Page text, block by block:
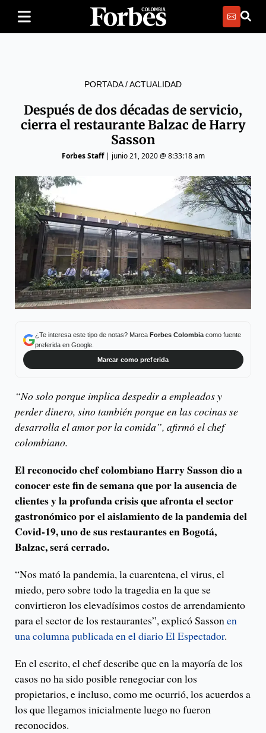
PORTADA/ACTUALIDAD
Después de dos décadas de servicio,
cierra el restaurante Balzac de Harry
Sasson
Forbes Staff| junio 21, 2020 @ 8:33:18 am
¿Te interesa este tipo de notas? Marca Forbes Colombiacomo fuente
preferida en Google.
Marcar como preferida
“No solo porque implica despedir a empleados y
perder dinero, sino también porque en las cocinas se
desarrolla el amor por la comida”, afirmó el chef
colombiano.
El reconocido chef colombiano Harry Sasson dio a
conocer este fin de semana que por la ausencia de
clientes y la profunda crisis que afronta el sector
gastronómico por el aislamiento de la pandemia del
Covid-19, uno de sus restaurantes en Bogotá,
Balzac, será cerrado.
“Nos mató la pandemia, la cuarentena, el virus, el
miedo, pero sobre todo la tragedia en la que se
convirtieron los elevadísimos costos de arrendamiento
para el sector de los restaurantes”, explicó Sassonen
una columna publicada en el diario El Espectador.
En el escrito, el chef describe que en la mayoría de los
casos no ha sido posible renegociar con los
propietarios, e incluso, como me ocurrió, los acuerdos a
los que llegamos inicialmente luego no fueron
reconocidos.